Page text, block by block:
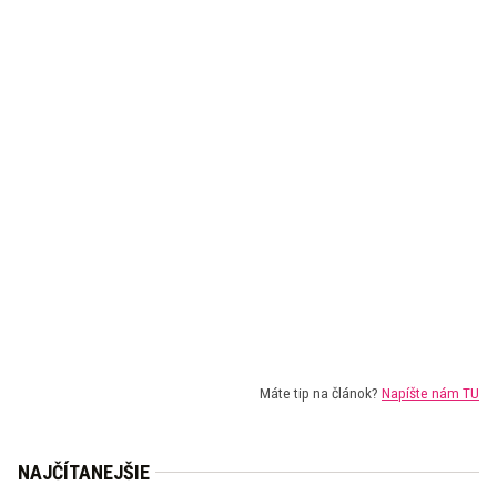
Máte tip na článok? Napíšte nám TU
NAJČÍTANEJŠIE